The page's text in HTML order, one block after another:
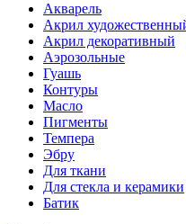
Акварель
Акрил
Акрил декоративный
Аэрозольные
Гуашь
Контуры
Масло
Пигменты
Темпера
Эбру
Для ткани
Для стекла и керамики
Батик